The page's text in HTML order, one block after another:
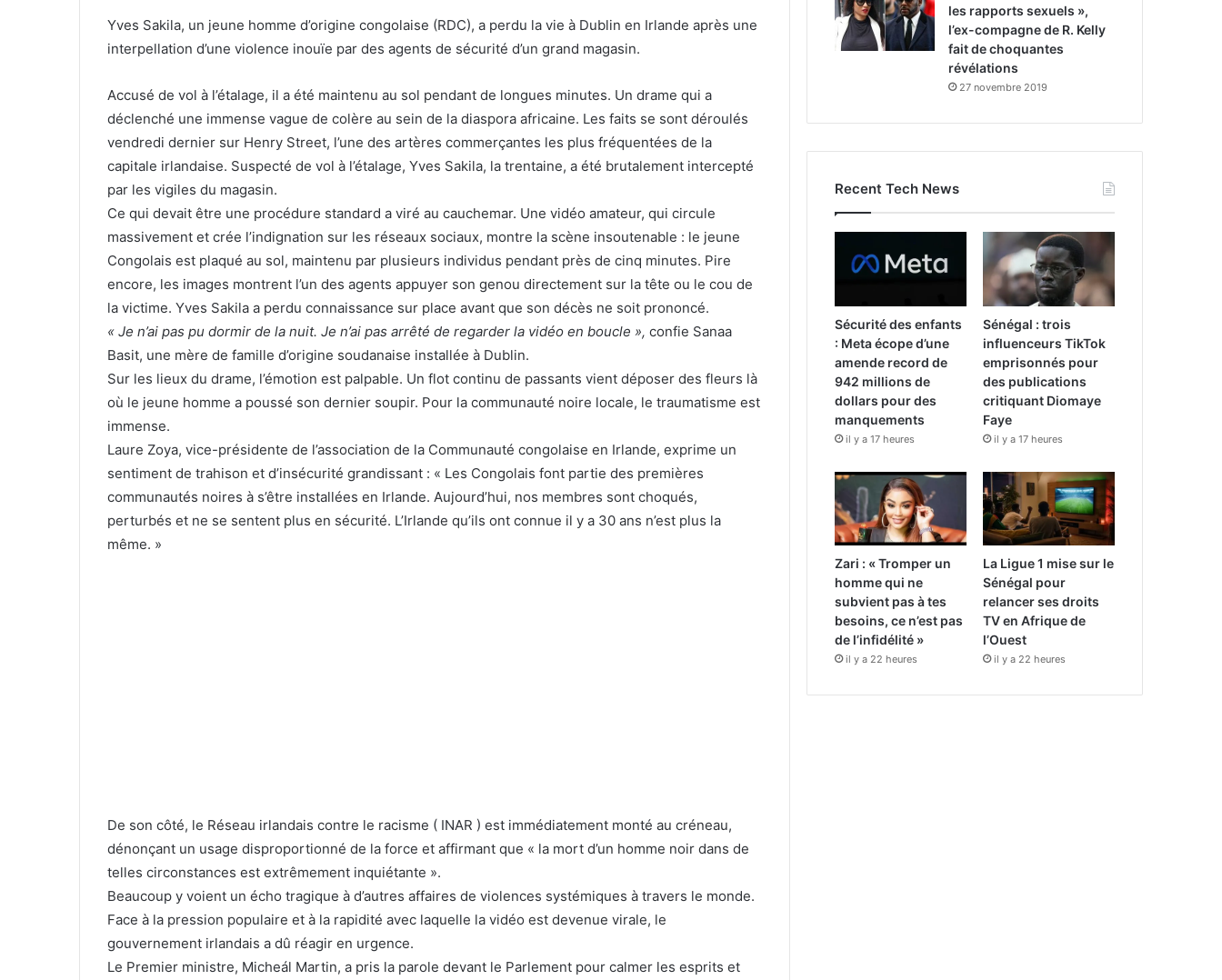
Yves Sakila, un jeune homme d’origine congolaise (RDC), a perdu la vie à Dublin en Irlande après une
interpellation d’une violence inouïe par des agents de sécurité d’un grand magasin.
Accusé de vol à l’étalage, il a été maintenu au sol pendant de longues minutes. Un drame qui a
déclenché une immense vague de colère au sein de la diaspora africaine. Les faits se sont déroulés
vendredi dernier sur Henry Street, l’une des artères commerçantes les plus fréquentées de la
capitale irlandaise. Suspecté de vol à l’étalage, Yves Sakila, la trentaine, a été brutalement intercepté
par les vigiles du magasin.
Ce qui devait être une procédure standard a viré au cauchemar. Une vidéo amateur, qui circule
massivement et crée l’indignation sur les réseaux sociaux, montre la scène insoutenable : le jeune
Congolais est plaqué au sol, maintenu par plusieurs individus pendant près de cinq minutes. Pire
encore, les images montrent l’un des agents appuyer son genou directement sur la tête ou le cou de
la victime. Yves Sakila a perdu connaissance sur place avant que son décès ne soit prononcé.
« Je n’ai pas pu dormir de la nuit. Je n’ai pas arrêté de regarder la vidéo en boucle », confie Sanaa
Basit, une mère de famille d’origine soudanaise installée à Dublin.
Sur les lieux du drame, l’émotion est palpable. Un flot continu de passants vient déposer des fleurs là
où le jeune homme a poussé son dernier soupir. Pour la communauté noire locale, le traumatisme est
immense.
Laure Zoya, vice-présidente de l’association de la Communauté congolaise en Irlande, exprime un
sentiment de trahison et d’insécurité grandissant : « Les Congolais font partie des premières
communautés noires à s’être installées en Irlande. Aujourd’hui, nos membres sont choqués,
perturbés et ne se sentent plus en sécurité. L’Irlande qu’ils ont connue il y a 30 ans n’est plus la
même. »
De son côté, le Réseau irlandais contre le racisme ( INAR ) est immédiatement monté au créneau,
dénonçant un usage disproportionné de la force et affirmant que « la mort d’un homme noir dans de
telles circonstances est extrêmement inquiétante ».
Beaucoup y voient un écho tragique à d’autres affaires de violences systémiques à travers le monde.
Face à la pression populaire et à la rapidité avec laquelle la vidéo est devenue virale, le
gouvernement irlandais a dû réagir en urgence.
Le Premier ministre, Micheál Martin, a pris la parole devant le Parlement pour calmer les esprits et
les rapports sexuels »,
l’ex-compagne de R. Kelly
fait de choquantes
révélations
27 novembre 2019
Recent Tech News
Sécurité des enfants
: Meta écope d’une
amende record de
942 millions de
dollars pour des
manquements
il y a 17 heures
Sénégal : trois
influenceurs TikTok
emprisonnés pour
des publications
critiquant Diomaye
Faye
il y a 17 heures
Zari : « Tromper un
homme qui ne
subvient pas à tes
besoins, ce n’est pas
de l’infidélité »
il y a 22 heures
La Ligue 1 mise sur le
Sénégal pour
relancer ses droits
TV en Afrique de
l’Ouest
il y a 22 heures